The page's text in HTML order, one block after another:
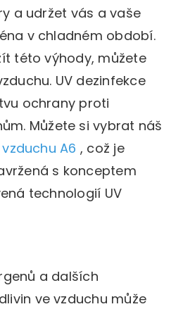
a udržet vás a vaše
v chladném období.
této výhody, můžete
UV dezinfekce
ochrany proti
Můžete si vybrat náš
A6 , což je
s konceptem
technologií UV
a dalších
ve vzduchu může